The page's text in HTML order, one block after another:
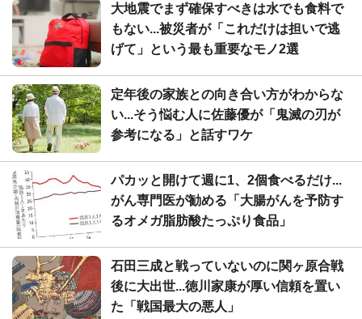
大地震でまず確保すべきは水でも食料で
もない...被災者が「これだけは担いで逃
げて」という最も重要なモノ2選
定年後の家族との向き合い方がわからな
い...そう悩む人に佐藤優が「鬼滅の刃が
参考になる」と話すワケ
パカッと開けて週に1、2個食べるだけ...
がん専門医が勧める「大腸がんを予防す
るオメガ脂肪酸たっぷり食品」
石田三成と戦っていないのに関ヶ原合戦
後に大出世...徳川家康が厚い信頼を置い
た「戦国最大の悪人」